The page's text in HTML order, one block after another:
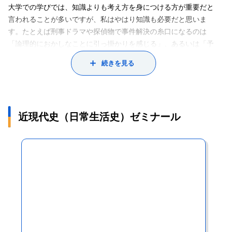
きてくる過程について考察します。「ヨーロッパ政治史」では20
世紀のヨーロッパの政治を取り上げます。「ヨーロッパ政治」
「ヨーロッパ政治史」では前半でヨーロッパ全体の歴史の流れを
概観し、後半で各国の政治の歴史について検討しています。
「国」というのは言い換えれば「政治の単位」なのです。ヨーロ
ッパでは国ごとに政治の仕組みがいろいろと違うので面白いので
生活も、政治の影響を受けやすいんですね。だからその独裁政権
を率いる人々が何を考えていたのかが分からないと、人々の行動
の意味が分からなくなります。そのような点に気を配りながら、
ファシストの言葉や行動を分析しています。
このテーマに興味を持つきっかけになったのは『柔らかいファシ
ズム』（著：ヴィクトリア・デ・グラツィア）という本でした。
を企画・運営することで国民を統制し、それがファシズムを支え
る仕組みになっていたのです。この本でドーポラヴォーロのこと
を知り、「こんな日本の会社でもやっているような余暇を楽しむ
大学での学びでは、知識よりも考え方を身につける方が重要だと
言われることが多いですが、私はやはり知識も必要だと思いま
す。たとえば刑事ドラマや探偵物で事件解決の糸口になるのは
「論理的におかしなことに引っ掛かりを感じる」、あるいは「予
備知識があるので問題点に気づく」のいずれかです。すなわち推
理（＝考え方）のきっかけになるのが知識だというわけです。大
また、専門分野に限らずに幅広く学ぶことも大事です。今は役に
立たないように思えることでも、思わぬ形で将来役に立ったりす
るものです。私は法律をほとんど勉強しなかったのですが、政治
史の研究を始めると、法律の制定・改正・運用の過程や法にまつ
続きを見る
近現代史（日常生活史）ゼミナール